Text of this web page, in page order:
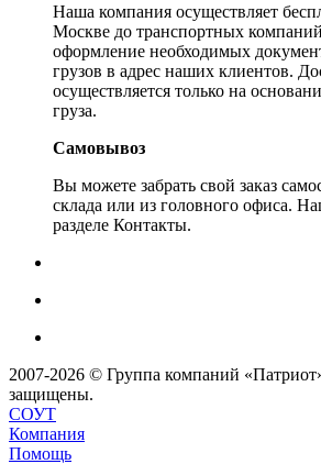
Наша компания осуществляет
Москве до транспортных
оформление необходимых
грузов в адрес наших клиентов.
осуществляется только на
груза.
Самовывоз
Вы можете забрать свой заказ
склада или из головного офиса.
разделе Контакты.
2007-2026 © Группа компаний
защищены.
СОУТ
Компания
Помощь